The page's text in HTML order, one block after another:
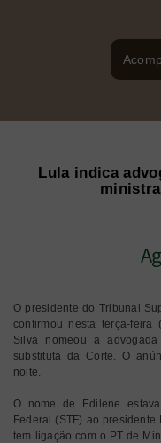
Lula indica
O presidente do Tribunal
confirmou nesta terça-
Silva nomeou a
substituta da Corte. O
noite.
O nome de Edilene
Federal (STF) ao
tem ligação com o PT de